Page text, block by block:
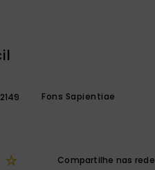
Fons Sapientiae
☆